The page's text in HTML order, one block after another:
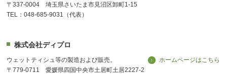
〒337-0004 埼玉県さいたま市見沼区卸町1-15
TEL：048-685-9031（代表）
株式会社ディプロ
ウェットティシュ等の製造および販売。
〒779-0711 愛媛県四国中央市土居町土居2227-2
ホームページはこちら